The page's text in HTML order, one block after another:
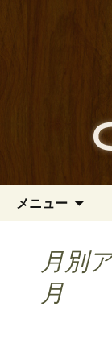
南船場
「
イタリア
さまざま
ステーキ
にご用意
様にもぴ
メニュー
月別
月